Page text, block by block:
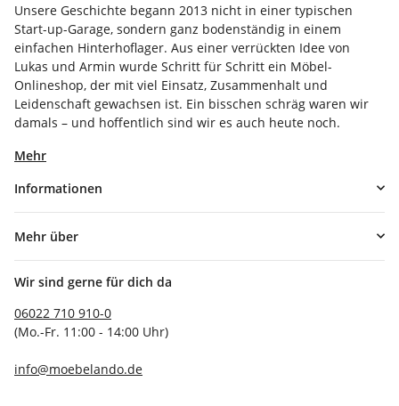
Unsere Geschichte begann 2013 nicht in einer typischen
Start-up-Garage, sondern ganz bodenständig in einem
einfachen Hinterhoflager. Aus einer verrückten Idee von
Lukas und Armin wurde Schritt für Schritt ein Möbel-
Onlineshop, der mit viel Einsatz, Zusammenhalt und
Leidenschaft gewachsen ist. Ein bisschen schräg waren wir
damals – und hoffentlich sind wir es auch heute noch.
Mehr
Informationen
Mehr über
Wir sind gerne für dich da
06022 710 910-0
(Mo.-Fr. 11:00 - 14:00 Uhr)
info@moebelando.de